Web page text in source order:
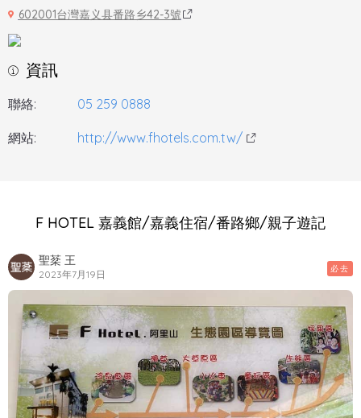
602001台灣嘉义县番路乡42-3號
資訊
聯絡: 05 259 0888
網站: http://www.fhotels.com.tw/
F HOTEL 嘉義館/嘉義住宿/番路鄉/親子遊記
聖棻 王
2023年7月19日 必去